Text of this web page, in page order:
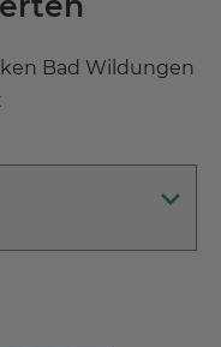
Bad Wildungen